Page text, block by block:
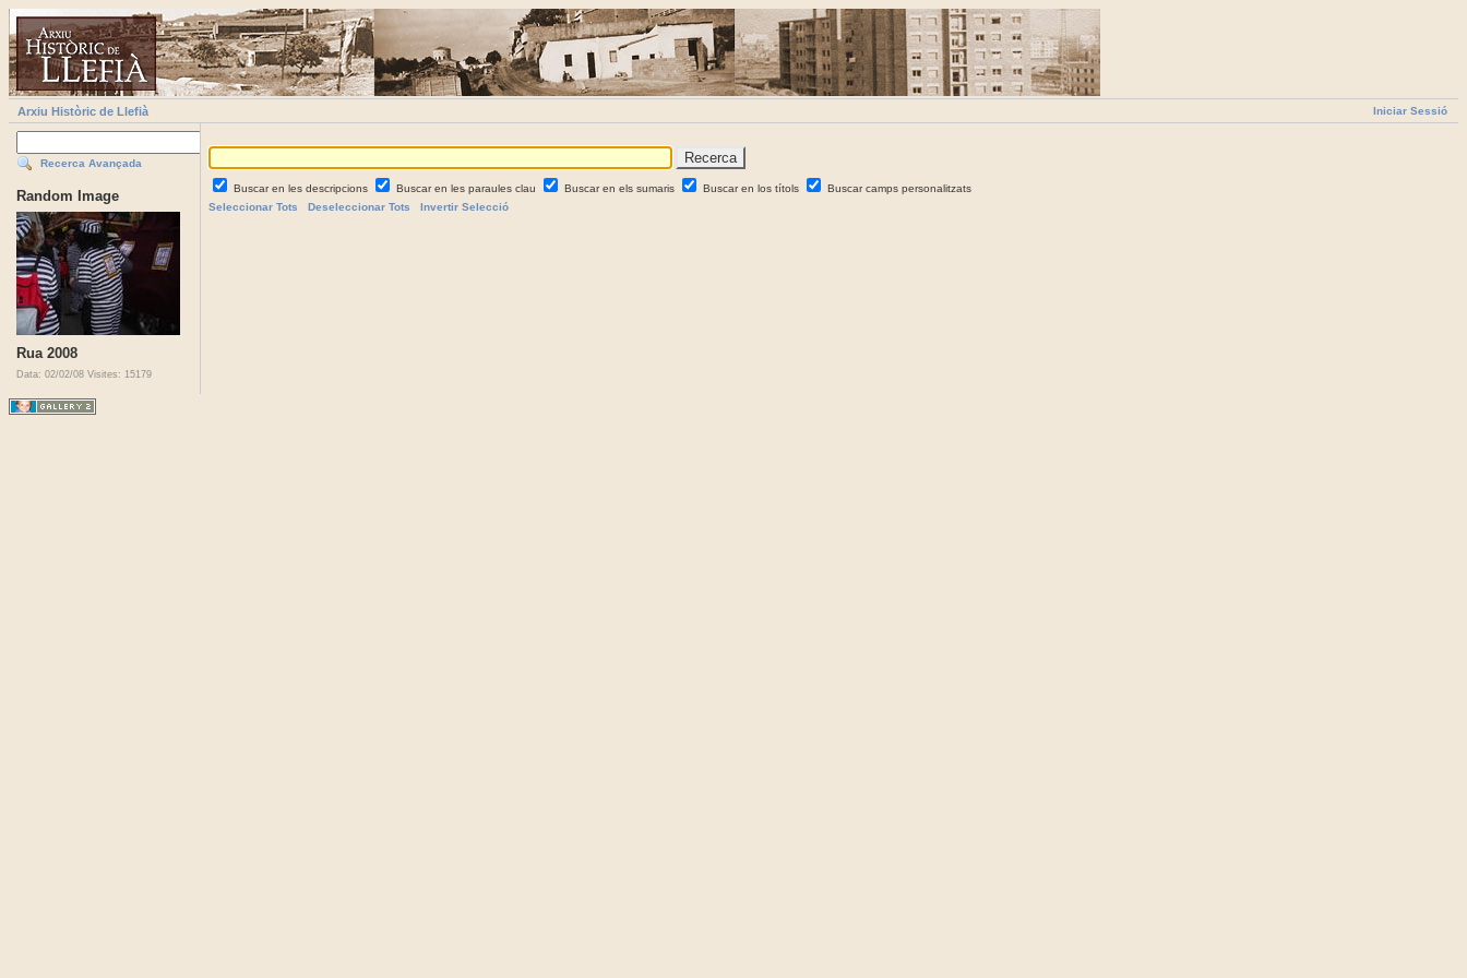
Iniciar Sessió
Arxiu Històric de Llefià
Recerca Avançada
Random Image
Rua 2008
Data: 02/02/08 Visites: 15179
Buscar en les descripcions Buscar en les paraules clau Buscar en els sumaris Buscar en los títols
Buscar camps personalitzats
Seleccionar Tots
Deseleccionar Tots Invertir Selecció